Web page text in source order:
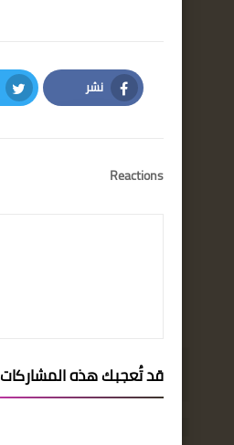
نشر
Facebook
Reactions
قد تُعجبك هذه المشاركات